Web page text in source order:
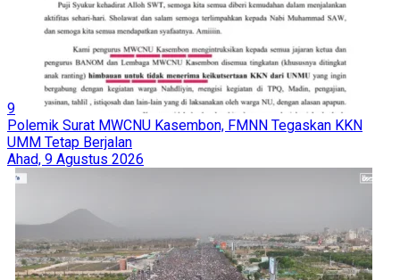
9
Polemik Surat MWCNU Kasembon, FMNN Tegaskan KKN
UMM Tetap Berjalan
Ahad, 9 Agustus 2026